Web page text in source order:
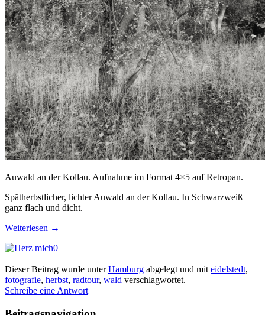
Auwald an der Kollau. Aufnahme im Format 4×5 auf Retropan.
Spätherbstlicher, lichter Auwald an der Kollau. In Schwarzweiß
ganz flach und dicht.
Weiterlesen →
0
Dieser Beitrag wurde unterHamburg abgelegt und mit eidelstedt,
fotografie, herbst, radtour, wald verschlagwortet.
Schreibe eine Antwort